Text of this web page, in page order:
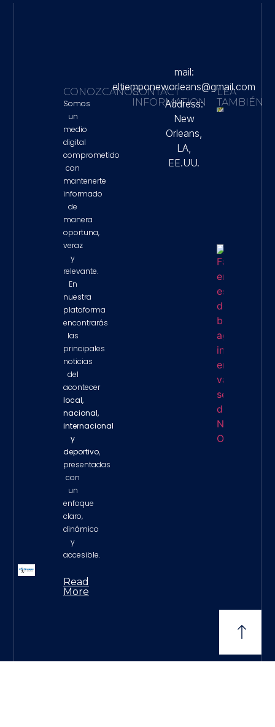
CONOZCANOS
Somos
un
medio
digital
comprometido
con
mantenerte
informado
de
manera
oportuna,
veraz
y
relevante.
En
nuestra
plataforma
encontrarás
las
principales
noticias
del
acontecer
local,
nacional,
internacional
y
deportivo,
presentadas
con
un
enfoque
claro,
dinámico
y
accesible.
Read
More
CONTACT
INFORMATION
mail:
eltiemponeworleans@gmail.com
Address:
New
Orleans,
LA,
EE.UU.
LEA
TAMBIÉN